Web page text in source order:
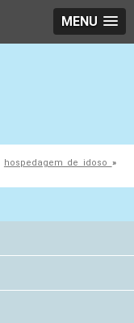
MENU
hospedagem de idoso »